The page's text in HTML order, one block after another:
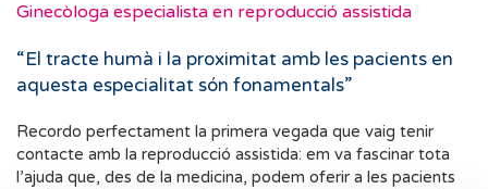
Ginecòloga especialista en reproducció assistida
“El tracte humà i la proximitat amb les pacients en
aquesta especialitat són fonamentals”
Recordo perfectament la primera vegada que vaig tenir
contacte amb la reproducció assistida: em va fascinar tota
l’ajuda que, des de la medicina, podem oferir a les pacients